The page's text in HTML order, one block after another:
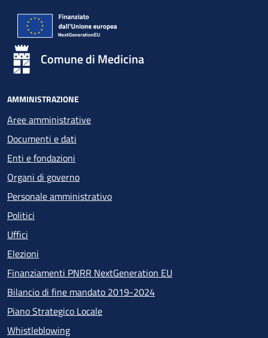
Comune di Medicina
AMMINISTRAZIONE
Aree amministrative
Documenti e dati
Enti e fondazioni
Organi di governo
Personale amministrativo
Politici
Uffici
Elezioni
Finanziamenti PNRR NextGeneration EU
Bilancio di fine mandato 2019-2024
Piano Strategico Locale
Whistleblowing